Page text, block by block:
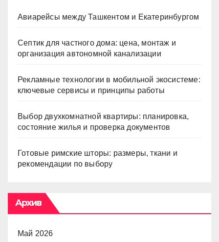
Авиарейсы между Ташкентом и Екатеринбургом
Септик для частного дома: цена, монтаж и
организация автономной канализации
Рекламные технологии в мобильной экосистеме:
ключевые сервисы и принципы работы
Выбор двухкомнатной квартиры: планировка,
состояние жилья и проверка документов
Готовые римские шторы: размеры, ткани и
рекомендации по выбору
Архив
Май 2026